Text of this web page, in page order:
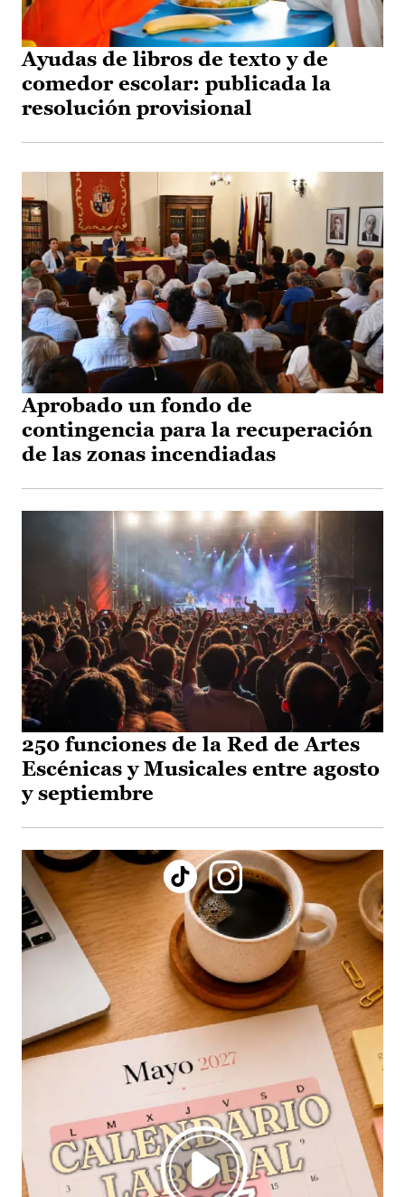
Ayudas de libros de texto y de
comedor escolar: publicada la
resolución provisional
Aprobado un fondo de
contingencia para la recuperación
de las zonas incendiadas
250 funciones de la Red de Artes
Escénicas y Musicales entre agosto
y septiembre